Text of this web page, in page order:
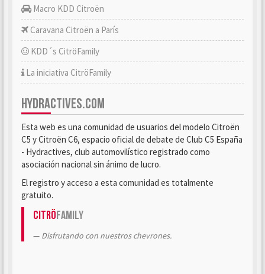
Macro KDD Citroën
Caravana Citroën a París
KDD´s CitröFamily
La iniciativa CitröFamily
HYDRACTIVES.COM
Esta web es una comunidad de usuarios del modelo Citroën
C5 y Citroën C6, espacio oficial de debate de Club C5 España
- Hydractives, club automovilístico registrado como
asociación nacional sin ánimo de lucro.
El registro y acceso a esta comunidad es totalmente
gratuito.
CitröFamily
Disfrutando con nuestros chevrones.